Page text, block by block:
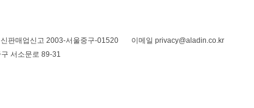
판매업신고 2003-서울중구-01520
이메일 privacy@aladin.co.kr
서소문로 89-31